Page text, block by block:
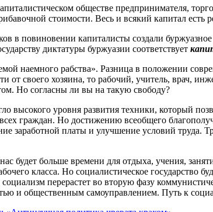
обществе предпринимателя,
стоимости. Весь и всякий капитал есть
в повиновении капиталисты создали
диктатуры буржуазии соответствует
наемного рабства». Разница в положении
от своего хозяина, то рабочий, учитель, врач,
Но согласны ли вы на такую свободу?
высокого уровня развития техники, который
граждан. Но достижению всеобщего
заработной платы и улучшение условий труда.
будет больше времени для отдыха, учения,
класса. Но социалистическое государство
перерастет во вторую фазу
и общественным самоуправлением. Путь к